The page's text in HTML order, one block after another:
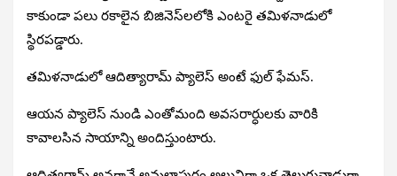
కాకుండా పలు రకాలైన బిజినెస్‌లలోకి ఎంటరై తమిళనాడులో
స్థిరపడ్డారు.
తమిళనాడులో ఆదిత్యారామ్‌ ప్యాలెస్‌ అంటే ఫుల్‌ ఫేమస్‌.
ఆయన ప్యాలెస్‌ నుండి ఎంతోమంది అవసరార్ధులకు వారికి
కావాలసిన సాయాన్ని అందిస్తుంటారు.